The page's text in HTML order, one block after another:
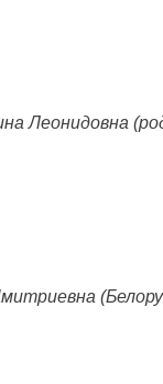
Леонидовна